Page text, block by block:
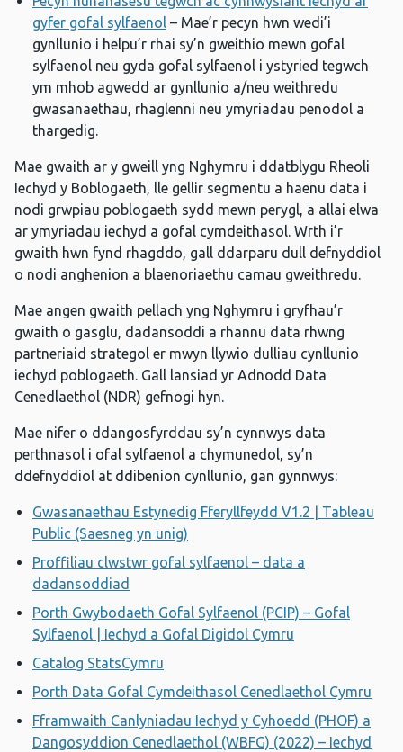
gyfer gofal sylfaenol – Mae’r pecyn hwn wedi’i
gynllunio i helpu’r rhai sy’n gweithio mewn gofal
sylfaenol neu gyda gofal sylfaenol i ystyried tegwch
ym mhob agwedd ar gynllunio a/neu weithredu
gwasanaethau, rhaglenni neu ymyriadau penodol a
thargedig.
Mae gwaith ar y gweill yng Nghymru i ddatblygu Rheoli
Iechyd y Boblogaeth, lle gellir segmentu a haenu data i
nodi grwpiau poblogaeth sydd mewn perygl, a allai elwa
ar ymyriadau iechyd a gofal cymdeithasol. Wrth i’r
gwaith hwn fynd rhagddo, gall ddarparu dull defnyddiol
o nodi anghenion a blaenoriaethu camau gweithredu.
Mae angen gwaith pellach yng Nghymru i gryfhau’r
gwaith o gasglu, dadansoddi a rhannu data rhwng
partneriaid strategol er mwyn llywio dulliau cynllunio
iechyd poblogaeth. Gall lansiad yr Adnodd Data
Cenedlaethol (NDR) gefnogi hyn.
Mae nifer o ddangosfyrddau sy’n cynnwys data
perthnasol i ofal sylfaenol a chymunedol, sy’n
ddefnyddiol at ddibenion cynllunio, gan gynnwys:
Gwasanaethau Estynedig Fferyllfeydd V1.2 | Tableau
Public (Saesneg yn unig)
Proffiliau clwstwr gofal sylfaenol – data a
dadansoddiad
Porth Gwybodaeth Gofal Sylfaenol (PCIP) – Gofal
Sylfaenol | Iechyd a Gofal Digidol Cymru
Catalog StatsCymru
Porth Data Gofal Cymdeithasol Cenedlaethol Cymru
Fframwaith Canlyniadau Iechyd y Cyhoedd (PHOF) a
Dangosyddion Cenedlaethol (WBFG) (2022) – Iechyd